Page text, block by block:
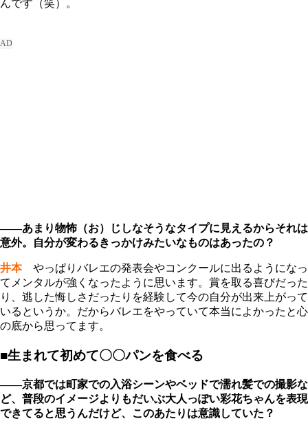
んです（笑）。
――あまり物怖（お）じしなそうなタイプに見えるからそれは
意外。自分が変わるきっかけみたいなものはあったの？
井本やっぱりバレエの発表会やコンクールに出るようになっ
てメンタルが強くなったように思います。賞を取る喜びだった
り、逃した悔しさだったりを経験して今の自分が出来上がって
いるというか。だからバレエをやっていて本当によかったと心
の底から思ってます。
■生まれて初めて〇〇パンを食べる
――京都では町家での入浴シーンやベッドで濡れ髪での撮影な
ど、普段のイメージよりもだいぶ大人っぽい彩花ちゃんを表現
できてると思うんだけど、このあたりは意識していた？